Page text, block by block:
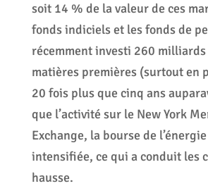
soit 14 % de la valeur de ces
fonds indiciels et les fonds de
récemment investi 260 milliards
matières premières (surtout en
20 fois plus que cinq ans
que l’activité sur le New York
Exchange, la bourse de l’énergie
intensifiée, ce qui a conduit les
hausse.